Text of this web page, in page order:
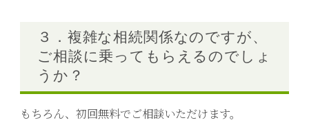
３．複雑な相続関係なのですが、
ご相談に乗ってもらえるのでしょ
うか？
もちろん、初回無料でご相談いただけます。